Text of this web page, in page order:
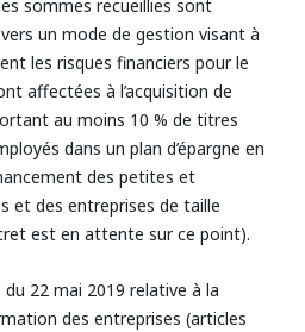
sommes recueillies sont
un mode de gestion visant à
les risques financiers pour le
affectées à l’acquisition de
au moins 10 % de titres
dans un plan d’épargne en
des petites et
et des entreprises de taille
est en attente sur ce point).
du 22 mai 2019 relative à la
des entreprises (articles